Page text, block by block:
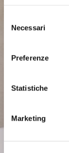
delNecessari
Preferenze
Statistiche
Marketing